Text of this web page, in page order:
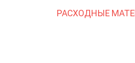
РАСХОДНЫЕ